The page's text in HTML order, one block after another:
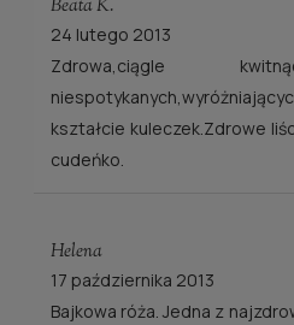
Beata K.
24 lutego 2013
Zdrowa,ciągle
kształcie kuleczek.Zdrowe
cudeńko.
Helena
17 października 2013
Bajkowa róża. Jedna z